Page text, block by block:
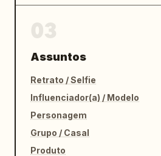
Assuntos
Retrato / Selfie
Influenciador(a) / Modelo
Personagem
Grupo / Casal
Produto